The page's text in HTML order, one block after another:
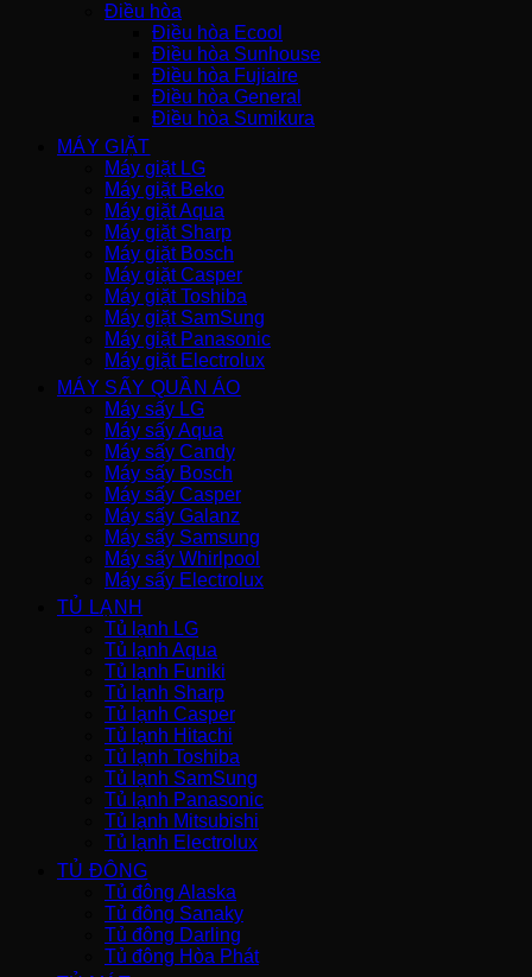
Điều hòa
Điều hòa Ecool
Điều hòa Sunhouse
Điều hòa Fujiaire
Điều hòa General
Điều hòa Sumikura
MÁY GIẶT
Máy giặt LG
Máy giặt Beko
Máy giặt Aqua
Máy giặt Sharp
Máy giặt Bosch
Máy giặt Casper
Máy giặt Toshiba
Máy giặt SamSung
Máy giặt Panasonic
Máy giặt Electrolux
MÁY SẤY QUẦN ÁO
Máy sấy LG
Máy sấy Aqua
Máy sấy Candy
Máy sấy Bosch
Máy sấy Casper
Máy sấy Galanz
Máy sấy Samsung
Máy sấy Whirlpool
Máy sấy Electrolux
TỦ LẠNH
Tủ lạnh LG
Tủ lạnh Aqua
Tủ lạnh Funiki
Tủ lạnh Sharp
Tủ lạnh Casper
Tủ lạnh Hitachi
Tủ lạnh Toshiba
Tủ lạnh SamSung
Tủ lạnh Panasonic
Tủ lạnh Mitsubishi
Tủ lạnh Electrolux
TỦ ĐÔNG
Tủ đông Alaska
Tủ đông Sanaky
Tủ đông Darling
Tủ đông Hòa Phát